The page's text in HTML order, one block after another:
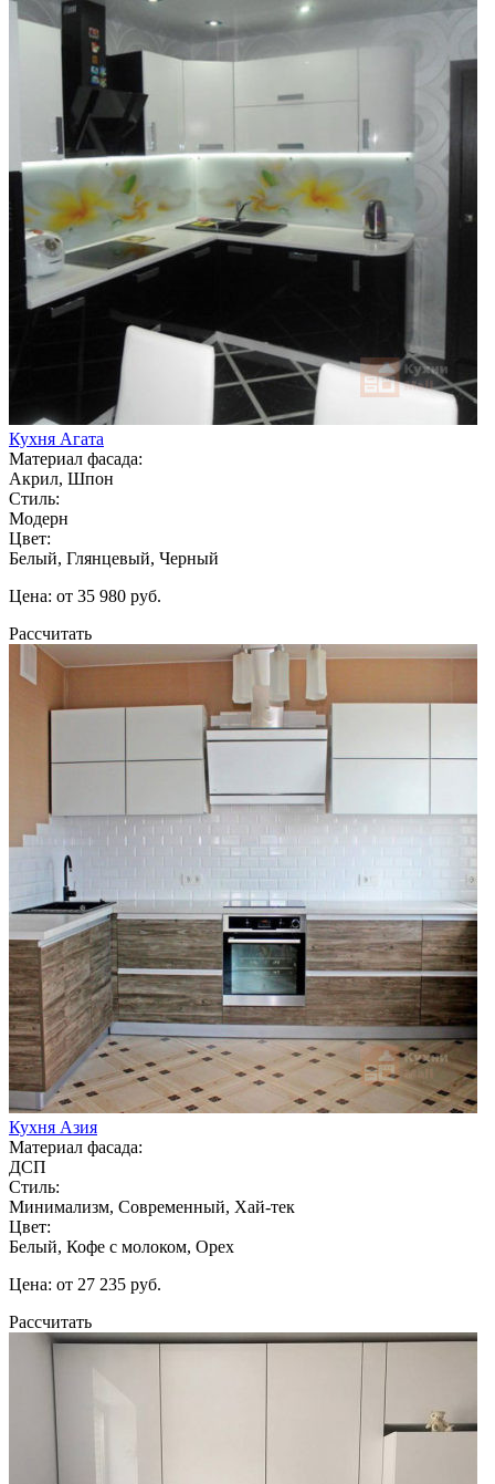
Кухня Агата
Материал фасада:
Акрил, Шпон
Стиль:
Модерн
Цвет:
Белый, Глянцевый, Черный
Цена: от 35 980 руб.
Рассчитать
Кухня Азия
Материал фасада:
ДСП
Стиль:
Минимализм, Современный, Хай-тек
Цвет:
Белый, Кофе с молоком, Орех
Цена: от 27 235 руб.
Рассчитать